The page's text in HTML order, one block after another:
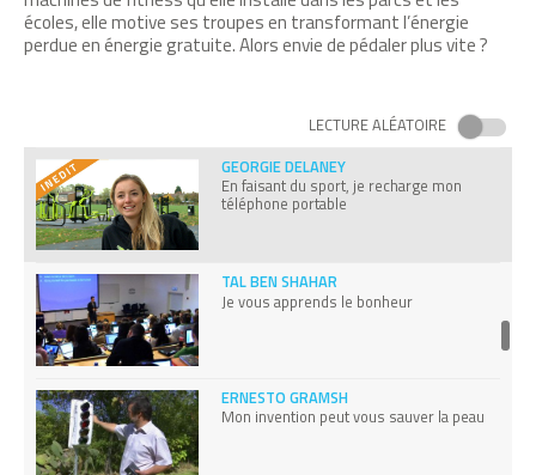
écoles, elle motive ses troupes en transformant l’énergie
perdue en énergie gratuite. Alors envie de pédaler plus vite ?
LECTURE ALÉATOIRE
PEGGY PASCAL
GEORGIE DELANEY
En faisant du sport, je recharge mon
téléphone portable
TAL BEN SHAHAR
Je vous apprends le bonheur
ERNESTO GRAMSH
Mon invention peut vous sauver la peau